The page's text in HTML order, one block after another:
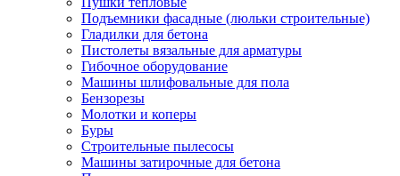
Подъемники фасадные (люльки строительные)
Гладилки для бетона
Пистолеты вязальные для арматуры
Гибочное оборудование
Машины шлифовальные для пола
Бензорезы
Молотки и коперы
Буры
Строительные пылесосы
Машины затирочные для бетона